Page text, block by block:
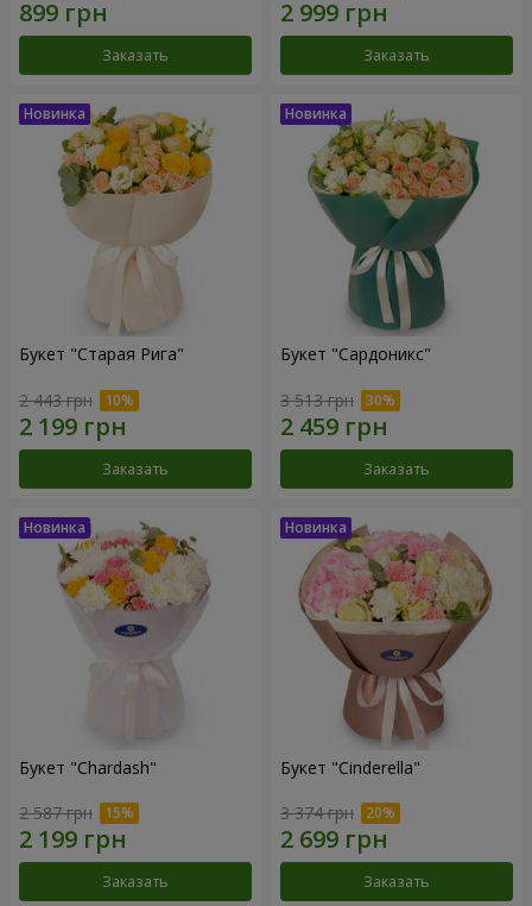
Заказать Заказать
Букет "Старая Рига"
2 443 грн
Заказать
Букет "Сардоникс"
3 513 грн
Заказать
Букет "Chardash"
2 587 грн
Заказать
Букет "Cinderella"
3 374 грн
Заказать